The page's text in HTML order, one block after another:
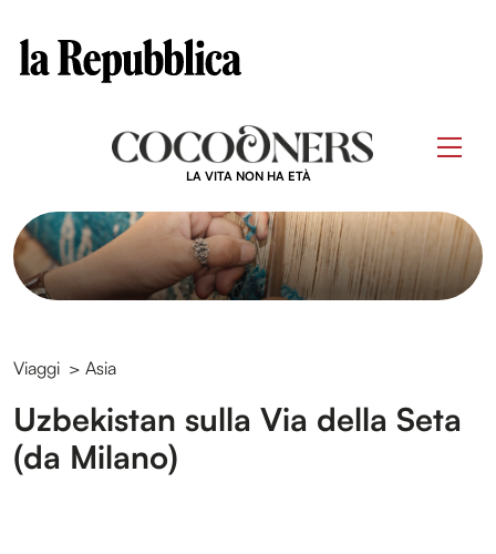
LA VITA NON HA ETÀ
Viaggi > Asia
Uzbekistan sulla Via della Seta
(da Milano)